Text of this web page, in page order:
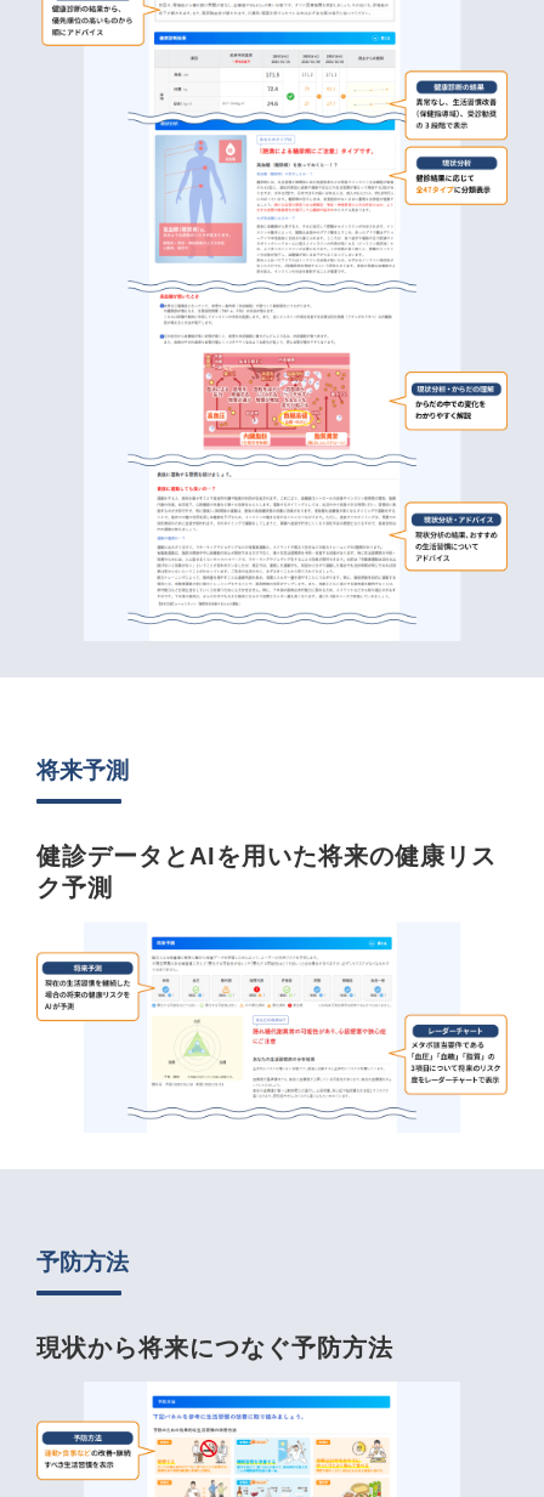
将来予測
健診データとAIを用いた将来の健康リス
ク予測
予防方法
現状から将来につなぐ予防方法